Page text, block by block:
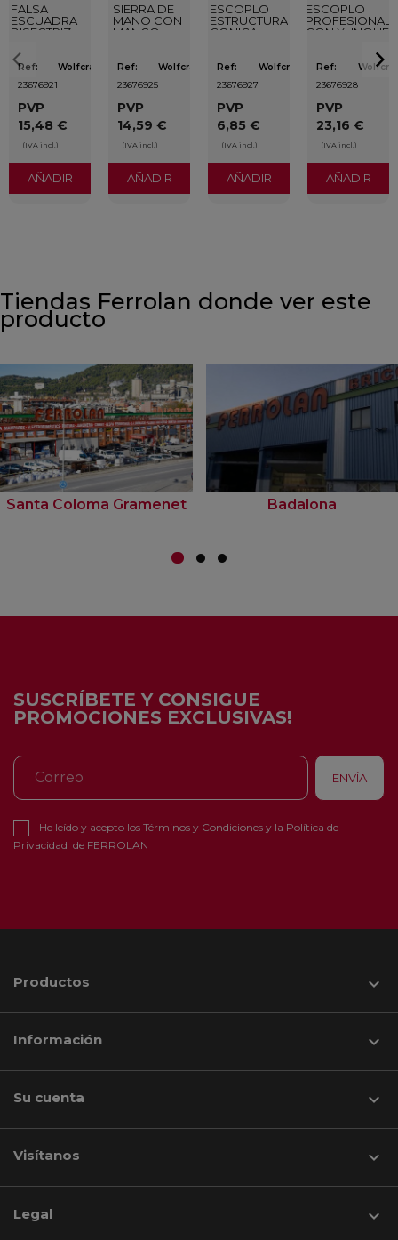
FALSA
ESCUADRA
BISECTRIZ
Ref:
23676921
Wolfcraft
PVP
15,48 €
(IVA incl.)
AÑADIR
SIERRA DE
MANO CON
MANGO
Ref:
23676925
Wolfcraft
PVP
14,59 €
(IVA incl.)
AÑADIR
ESCOPLO
ESTRUCTURA
CONICA
Ref:
23676927
Wolfcraft
PVP
6,85 €
(IVA incl.)
AÑADIR
ESCOPLO
PROFESIONAL
CON YUNQUE
Ref:
23676928
PVP
23,16 €
(IVA incl.)
AÑADIR
Tiendas Ferrolan donde ver este
producto
Santa Coloma Gramenet Badalona
SUSCRÍBETE Y CONSIGUE
PROMOCIONES EXCLUSIVAS!
He leído y acepto los Términos y Condiciones y la Política de
Privacidad de FERROLAN
Productos 
Información 
Su cuenta 
Visítanos keyboard_arrow_down
Legal 